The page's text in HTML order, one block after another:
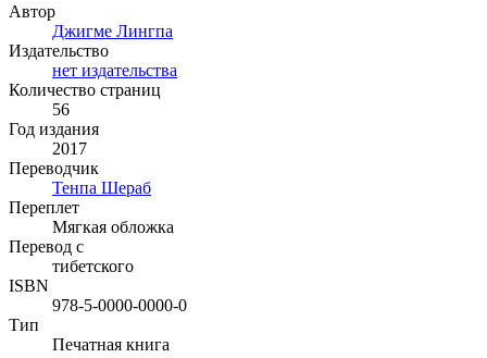
Автор
Джигме Лингпа
Издательство
нет издательства
Количество страниц
56
Год издания
2017
Переводчик
Тенпа Шераб
Переплет
Мягкая обложка
Перевод с
тибетского
ISBN
978-5-0000-0000-0
Тип
Печатная книга